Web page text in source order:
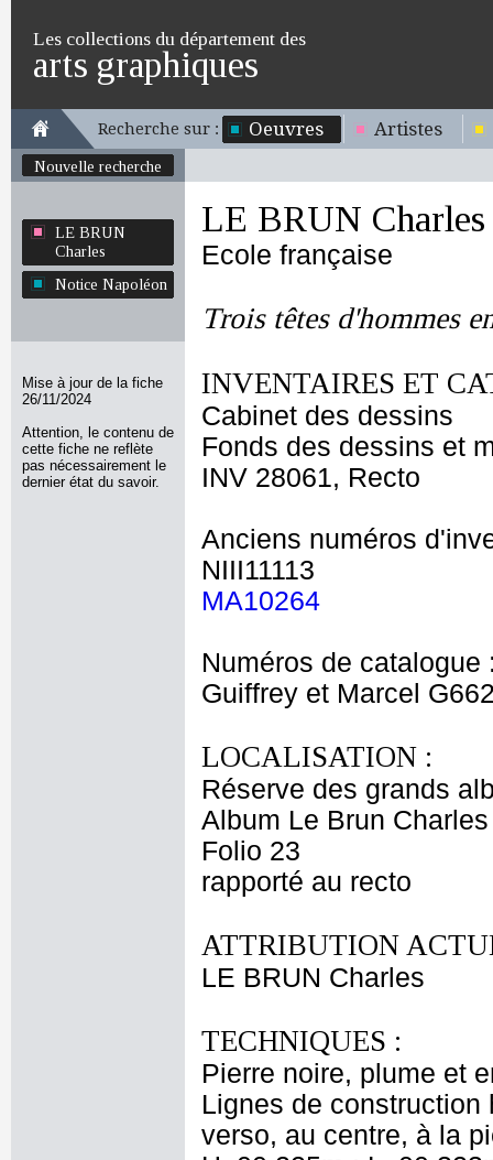
Les collections du département des
arts graphiques
Recherche sur : Oeuvres Artistes
Nouvelle recherche
LE BRUN
Charles
Notice Napoléon
Mise à jour de la fiche
26/11/2024
Attention, le contenu de
cette fiche ne reflète
pas nécessairement le
dernier état du savoir.
LE BRUN Charles
Ecole française
Trois têtes d'hommes
INVENTAIRES ET
Cabinet des dessins
Fonds des dessins et
INV 28061, Recto
Anciens numéros
NIII11113
MA10264
Numéros de catalogue
Guiffrey et Marcel
LOCALISATION :
Réserve des grands
Album Le Brun
Folio 23
rapporté au recto
ATTRIBUTION
LE BRUN Charles
TECHNIQUES :
Pierre noire, plume et
Lignes de construction
verso, au centre, à la